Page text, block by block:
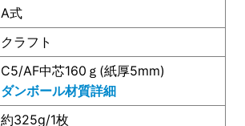
A式
クラフト
C5/AF中芯160ｇ(紙厚5mm)
ダンボール材質詳細
約325g/1枚